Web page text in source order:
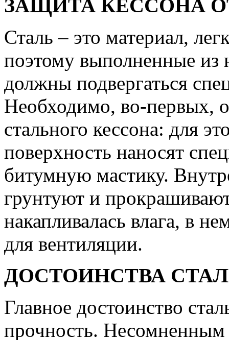
ЗАЩИТА КЕССОНА
Сталь – это материал,
поэтому выполненные из
должны подвергаться
Необходимо, во-первых,
стального кессона: для
поверхность наносят
битумную мастику.
грунтуют и
накапливалась влага, в
для вентиляции.
ДОСТОИНСТВА
Главное достоинство
прочность. Несомненным